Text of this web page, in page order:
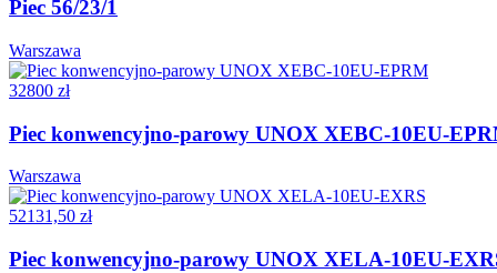
Piec 56/23/1
Warszawa
32800 zł
Piec konwencyjno-parowy UNOX XEBC-10EU-
Warszawa
52131,50 zł
Piec konwencyjno-parowy UNOX XELA-10EU-